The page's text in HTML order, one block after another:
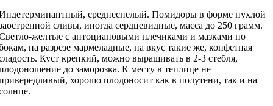
среднеспелый. Помидоры в форме пухлой
сливы, иногда сердцевидные, масса до 250 грамм.
желтые с антоциановыми плечиками и мазками по
на разрезе мармеладные, на вкус такие же, конфетная
Куст крепкий, можно выращивать в 2-3 стебля,
до заморозка. К месту в теплице не
хорошо плодоносит как в полутени, так и на